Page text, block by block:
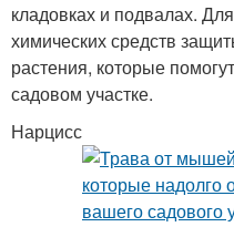
кладовках и подвалах.
химических средств
растения, которые
садовом участке.
Нарцисс